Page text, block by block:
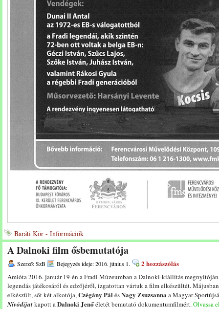
Baráti Kör - Információk
A Dalnoki film ősbemutatója
Szerző: SzB Bejegyzés ideje: 2016. június 1. 2 hozzászólás
Amióta 2016. január 19-én a Fradi Múzeumban a Dalnoki-kiállítás
legendás játékosáról és edzőjéről, izgatottan vártuk a film elkészültét.
elkészült, sőt két alkotója,Czégány PálésNagy Zsuzsanna a Magyar
Nívódíjatkapott aDalnoki Jenőéletét bemutató dokumentumfilmért.Olvassa